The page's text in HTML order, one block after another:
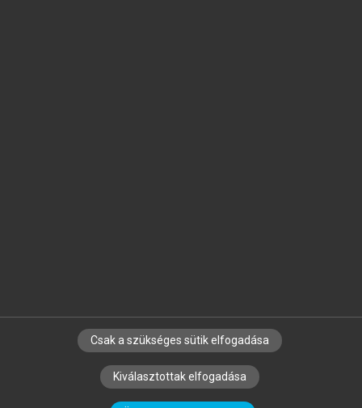
SZERZŐKNEK CÉGEKNEK KÖNYVTÁROSOKNAK
SZERKESZTÉSI ÉS LEKTORÁLÁSI ALAPELVEK
Csak a szükséges sütik elfogadása
Kiválasztottak elfogadása